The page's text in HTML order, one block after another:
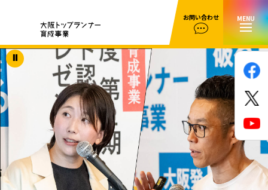
お問い合わせ MENU
⏸